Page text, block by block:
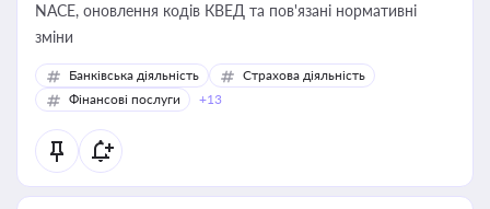
NACE, оновлення кодів КВЕД та пов'язані нормативні
зміни
Банківська діяльність
Страхова діяльність
Фінансові послуги
+13